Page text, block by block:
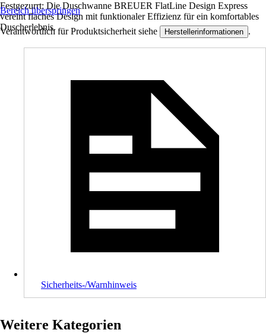
Festgezurrt: Die Duschwanne BREUER FlatLine Design Express
vereint flaches Design mit funktionaler Effizienz für ein komfortables
Duscherlebnis.
Bereich überspringen
Verantwortlich für Produktsicherheit siehe Herstellerinformationen .
Sicherheits-/Warnhinweis
Weitere Kategorien